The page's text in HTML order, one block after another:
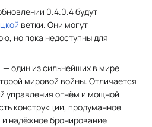
0.4.0.4 будут
ветки. Они могут
но пока недоступны для
— один из сильнейших в мире
мировой войны. Отличается
управления огнём и мощной
конструкции, продуманное
и надёжное бронирование